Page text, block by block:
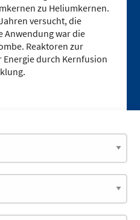
zu Heliumkernen.
versucht, die
Anwendung war die
Reaktoren zur
Energie durch Kernfusion